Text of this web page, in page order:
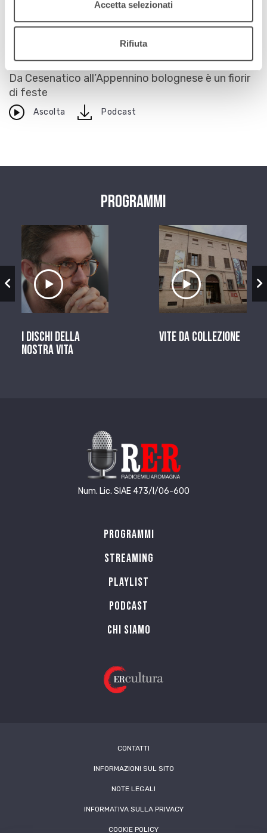
Accetta selezionati
Rifiuta
Sagre d’autunno
Da Cesenatico all’Appennino bolognese è un fiorir
di feste
Ascolta downloadPodcast
Programmi
Ascolta il servizio
I dischi della
nostra vita
Ascolta il
Vite da Collezione
Num. Lic. SIAE 473/I/06-600
Programmi
Streaming
Playlist
PODCAST
Chi siamo
CONTATTI
INFORMAZIONI SUL SITO
NOTE LEGALI
INFORMATIVA SULLA PRIVACY
COOKIE POLICY